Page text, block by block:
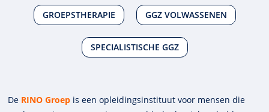
GROEPSTHERAPIE GGZ VOLWASSENEN
SPECIALISTISCHE GGZ
De RINO Groep is een opleidings­insti­tuut voor mensen die